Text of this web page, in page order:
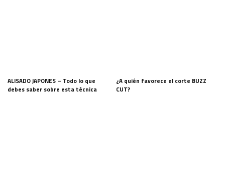
ALISADO JAPONES – Todo lo que
debes saber sobre esta técnica
¿A quién favorece el corte BUZZ
CUT?